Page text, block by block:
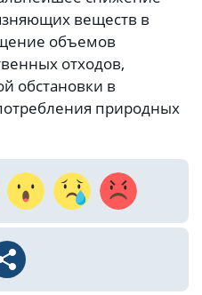
веществ в
объемов
отходов,
обстановки в
природных